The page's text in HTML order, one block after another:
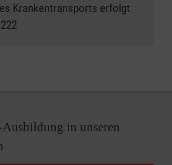
Krankentransports erfolgt
in unseren